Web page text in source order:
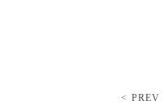
< PREV